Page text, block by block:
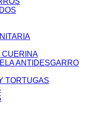
CUERINA
ANTIDESGARRO
TORTUGAS